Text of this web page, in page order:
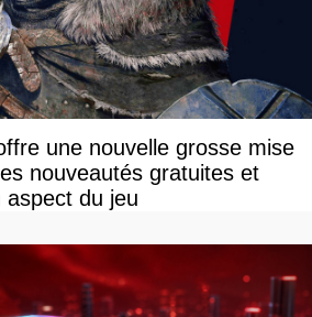
une nouvelle grosse mise
nouveautés gratuites et
du jeu